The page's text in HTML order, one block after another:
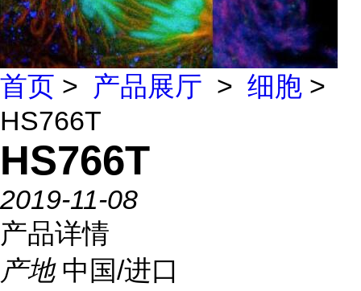
首页 > 产品展厅 > 细胞 >
HS766T
HS766T
2019-11-08
产品详情
产地 中国/进口